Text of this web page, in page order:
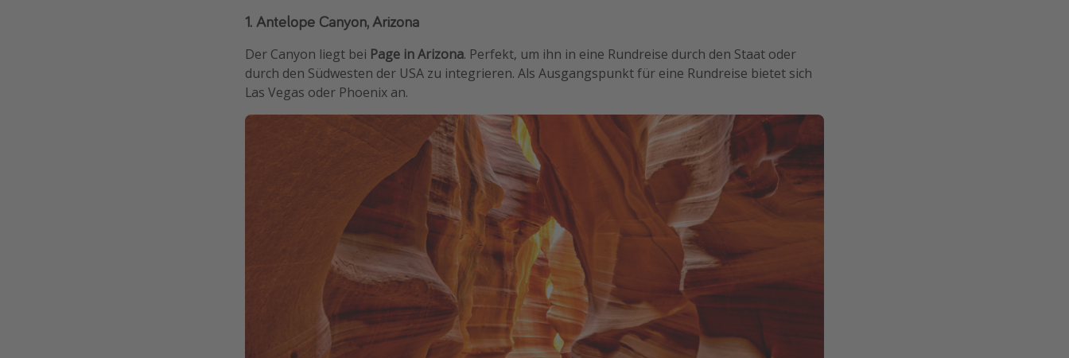
1. Antelope Canyon, Arizona
Der Canyon liegt bei Page in Arizona. Perfekt, um ihn in eine Rundreise durch den Staat oder
durch den Südwesten der USA zu integrieren. Als Ausgangspunkt für eine Rundreise bietet sich
Las Vegas oder Phoenix an.